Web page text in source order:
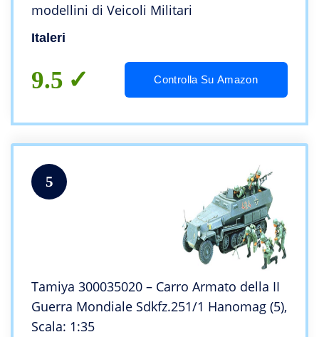
modellini di Veicoli Militari
Italeri
9.5 Controlla Su Amazon
5
Tamiya 300035020 – Carro Armato della II
Guerra Mondiale Sdkfz.251/1 Hanomag (5),
Scala: 1:35